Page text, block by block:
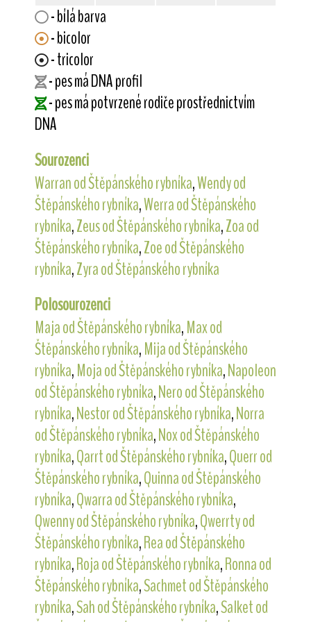
- bílá barva
- bicolor
- tricolor
- pes má DNA profil
- pes má potvrzené rodiče prostřednictvím
DNA
Sourozenci
Warran od Štěpánského rybníka,Wendy od
Štěpánského rybníka,Werra od Štěpánského
rybníka,Zeus od Štěpánského rybníka,Zoa od
Štěpánského rybníka,Zoe od Štěpánského
rybníka,Zyra od Štěpánského rybníka
Polosourozenci
Maja od Štěpánského rybníka,Max od
Štěpánského rybníka,Mija od Štěpánského
rybníka,Moja od Štěpánského rybníka,Napoleon
od Štěpánského rybníka,Nero od Štěpánského
rybníka,Nestor od Štěpánského rybníka,Norra
od Štěpánského rybníka,Nox od Štěpánského
rybníka,Qarrt od Štěpánského rybníka,Querr od
Štěpánského rybníka,Quinna od Štěpánského
rybníka,Qwarra od Štěpánského rybníka,
Qwenny od Štěpánského rybníka,Qwerrty od
Štěpánského rybníka,Rea od Štěpánského
rybníka,Roja od Štěpánského rybníka,Ronna od
Štěpánského rybníka,Sachmet od Štěpánského
rybníka,Sah od Štěpánského rybníka,Salket od